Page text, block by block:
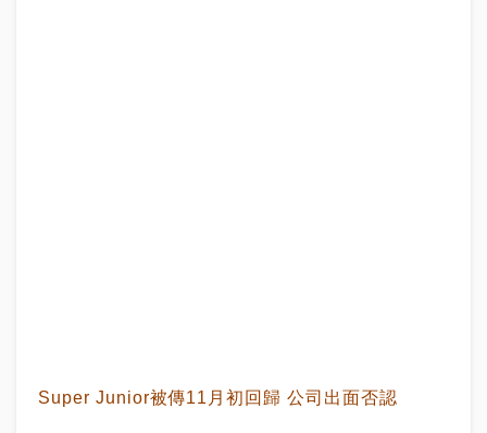
Super Junior被傳11月初回歸 公司出面否認